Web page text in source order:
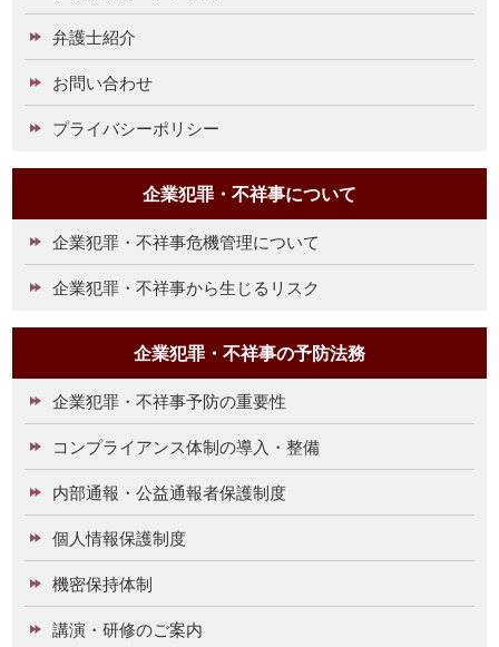
弁護士紹介
お問い合わせ
プライバシーポリシー
企業犯罪・不祥事について
企業犯罪・不祥事危機管理について
企業犯罪・不祥事から生じるリスク
企業犯罪・不祥事の予防法務
企業犯罪・不祥事予防の重要性
コンプライアンス体制の導入・整備
内部通報・公益通報者保護制度
個人情報保護制度
機密保持体制
講演・研修のご案内